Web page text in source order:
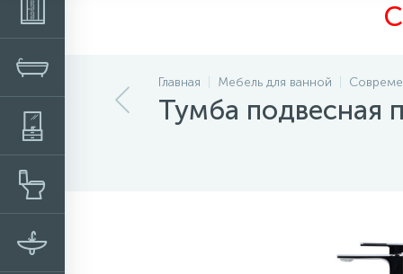
Главная Мебель для ванной
Тумба подвесная